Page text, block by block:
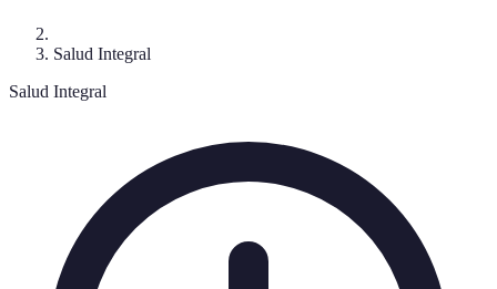
Salud Integral
Salud Integral